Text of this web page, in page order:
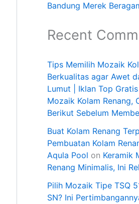
Bandung Merek
Recent
Tips Memilih Mozaik
Berkualitas agar Awet
Lumut | Iklan Top Gratis
Mozaik Kolam Renang,
Berikut Sebelum
Buat Kolam Renang
Pembuatan Kolam
Aqula Pool on Keramik
Renang Minimalis, Ini
Pilih Mozaik Tipe TSQ
SN? Ini